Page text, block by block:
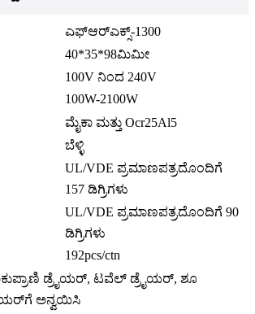
ಎಫ್‌ಆರ್‌ಎಕ್ಸ್-1300
40*35*98ಮಿಮೀ
100V ನಿಂದ 240V
100W-2100W
ಮೈಕಾ ಮತ್ತು Ocr25Al5
ಬೆಳ್ಳಿ
UL/VDE ಪ್ರಮಾಣಪತ್ರದೊಂದಿಗೆ
157 ಡಿಗ್ರಿಗಳು
UL/VDE ಪ್ರಮಾಣಪತ್ರದೊಂದಿಗೆ 90
ಡಿಗ್ರಿಗಳು
192pcs/ctn
ಡ್ರೈಯರ್, ಟವೆಲ್ ಡ್ರೈಯರ್, ಶೂ
ಅನ್ವಯಿಸಿ